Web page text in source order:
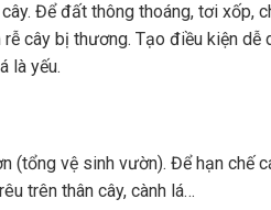
Để đất thông thoáng, tơi xốp,
cây bị thương. Tạo điều kiện dễ
là yếu.
(tổng vệ sinh vườn). Để hạn chế
trên thân cây, cành lá…